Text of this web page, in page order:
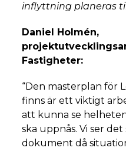
inflyttning planeras
Daniel Holmén,
Fastigheter:
“Den masterplan för
finns är ett viktigt
att kunna se
ska uppnås. Vi ser
dokument då